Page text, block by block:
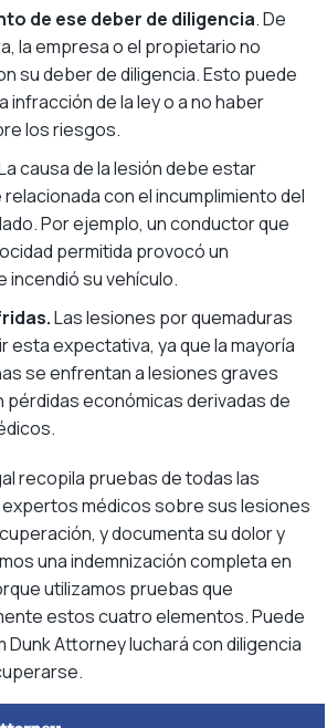
de ese deber de diligencia.De
la empresa o el propietario no
su deber de diligencia. Esto puede
infracción de la ley o a no haber
los riesgos.
causa de la lesión debe estar
con el incumplimiento del
Por ejemplo, un conductor que
permitida provocó un
incendió su vehículo.
Las lesiones por quemaduras
esta expectativa, ya que la mayoría
se enfrentan a lesiones graves
pérdidas económicas derivadas de
recopila pruebas de todas las
médicos sobre sus lesiones
y documenta su dolor y
una indemnización completa en
utilizamos pruebas que
estos cuatro elementos. Puede
Dunk Attorney luchará con diligencia